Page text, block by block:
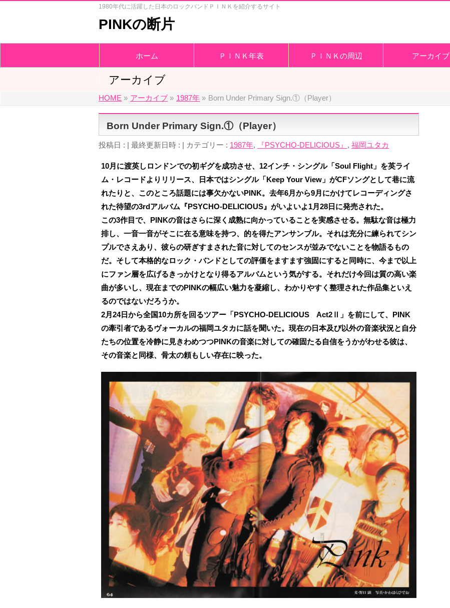
1980年代に活躍した日本のロックバンドＰＩＮＫを紹介するサイト
PINKの断片
ホーム ＰＩＮＫ年表 ＰＩＮＫの周辺 アーカイブ
アーカイブ
HOME » アーカイブ » 1987年 » Born Under Primary Sign.①（Player）
Born Under Primary Sign.①（Player）
投稿日 : 最終更新日時 : カテゴリー : 1987年, 『PSYCHO-DELICIOUS』 , 福岡ユタカ
10月に渡英しロンドンでの初ギグを成功させ、12インチ・シングル「Soul Flight」を英ライ
ム・レコードよりリリース、日本ではシングル「Keep Your View」がCFソングとして巷に流
れたりと、このところ話題には事欠かないPINK。去年6月から9月にかけてレコーディングさ
れた待望の3rdアルバム『PSYCHO-DELICIOUS』がいよいよ1月28日に発売された。
この3作目で、PINKの音はさらに深く成熟に向かっていることを実感させる。無駄な音は極力
排し、一音一音がそこに在る意味を持つ、的を得たアンサンブル。それは充分に練られてシン
プルでさえあり、彼らの研ぎすまされた音に対してのセンスが並みでないことを物語るもの
だ。そして本格的なロック・バンドとしての評価をますます強固にすると同時に、今まで以上
にファン層を広げるきっかけとなり得るアルバムという気がする。それだけ今回は質の高い楽
曲が多いし、現在までのPINKの幅広い魅力を凝縮し、わかりやすく整理された作品集といえ
るのではないだろうか。
2月24日から全国10カ所を回るツアー「PSYCHO-DELICIOUS Act2Ⅱ」を前にして、PINK
の牽引者であるヴォーカルの福岡ユタカに話を聞いた。現在の日本及び以外の音楽状況と自分
たちの位置を冷静に見きわめつつPINKの音楽に対しての確固たる自信をうかがわせる彼は、
その音楽と同様、骨太の頼もしい存在に映った。